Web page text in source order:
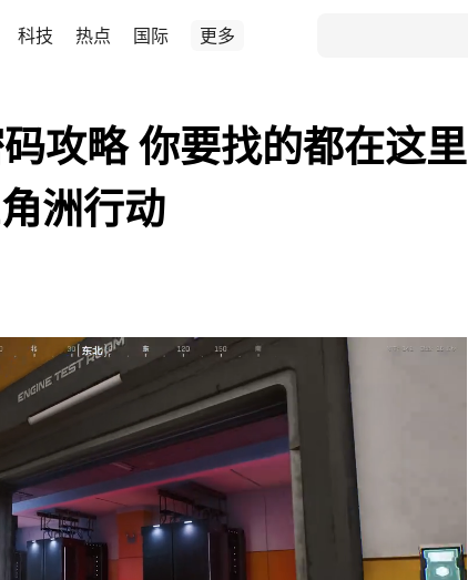
科技 热点 国际 更多
攻略 你要找的都在这里
洲行动